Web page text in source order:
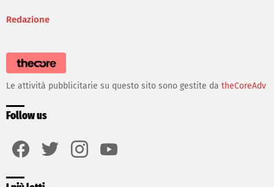
Redazione
Le attività pubblicitarie su questo sito sono gestite da theCoreAdv
Follow us